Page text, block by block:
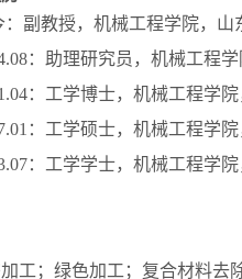
副教授，机械工程学院，山
：助理研究员，机械工程
：工学博士，机械工程学
：工学硕士，机械工程学
：工学学士，机械工程学
工；绿色加工；复合材料去